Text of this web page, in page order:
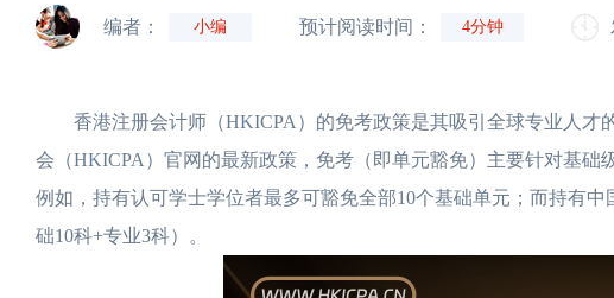
编者： 小编 预计阅读时间： 4分钟
香港注册会计师（HKICPA）的免考政策是其吸引全球专业人才
会（HKICPA）官网的最新政策，免考（即单元豁免）主要针对基础
例如，持有认可学士学位者最多可豁免全部10个基础单元；而持有
础10科+专业3科）。